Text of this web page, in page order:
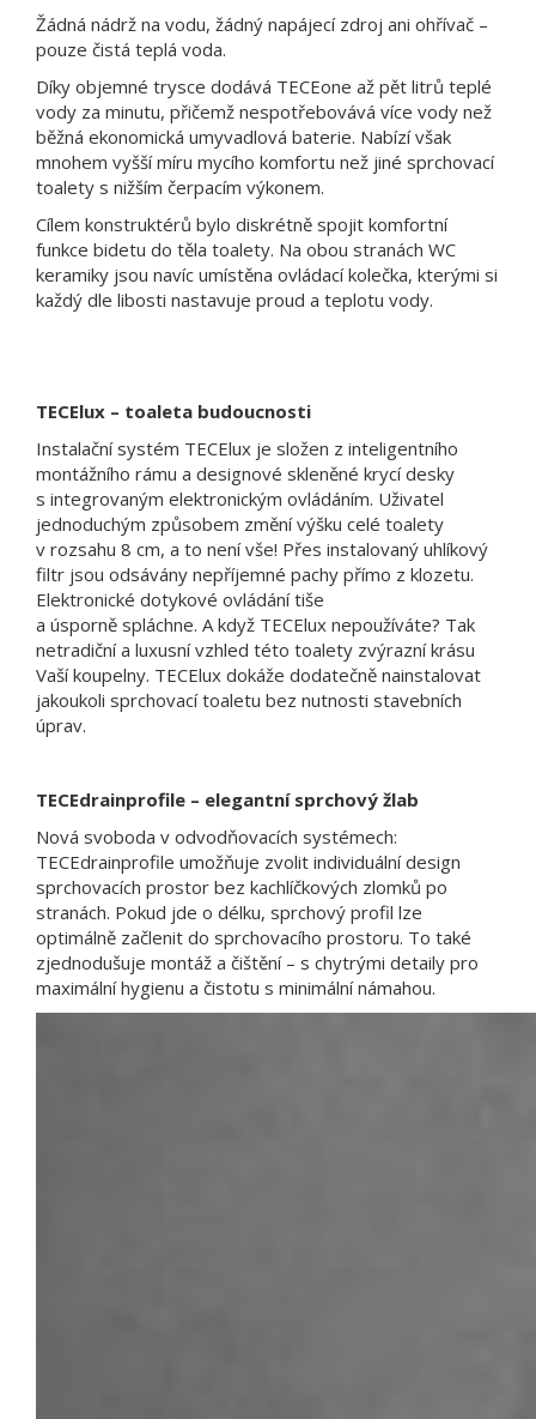
Žádná nádrž na vodu, žádný napájecí zdroj ani ohřívač –
pouze čistá teplá voda.
Díky objemné trysce dodává TECEone až pět litrů teplé
vody za minutu, přičemž nespotřebovává více vody než
běžná ekonomická umyvadlová baterie. Nabízí však
mnohem vyšší míru mycího komfortu než jiné sprchovací
toalety s nižším čerpacím výkonem.
Cílem konstruktérů bylo diskrétně spojit komfortní
funkce bidetu do těla toalety. Na obou stranách WC
keramiky jsou navíc umístěna ovládací kolečka, kterými si
každý dle libosti nastavuje proud a teplotu vody.
TECElux – toaleta budoucnosti
Instalační systém TECElux je složen z inteligentního
montážního rámu a designové skleněné krycí desky
s integrovaným elektronickým ovládáním. Uživatel
jednoduchým způsobem změní výšku celé toalety
v rozsahu 8 cm, a to není vše! Přes instalovaný uhlíkový
filtr jsou odsávány nepříjemné pachy přímo z klozetu.
Elektronické dotykové ovládání tiše
a úsporně spláchne. A když TECElux nepoužíváte? Tak
netradiční a luxusní vzhled této toalety zvýrazní krásu
Vaší koupelny. TECElux dokáže dodatečně nainstalovat
jakoukoli sprchovací toaletu bez nutnosti stavebních
úprav.
TECEdrainprofile ­– elegantní sprchový žlab
Nová svoboda v odvodňovacích systémech:
TECEdrainprofile umožňuje zvolit individuální design
sprchovacích prostor bez kachlíčkových zlomků po
stranách. Pokud jde o délku, sprchový profil lze
optimálně začlenit do sprchovacího prostoru. To také
zjednodušuje montáž a čištění – s chytrými detaily pro
maximální hygienu a čistotu s minimální námahou.